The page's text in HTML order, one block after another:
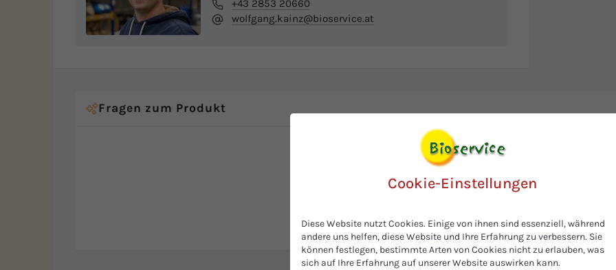
+43 2853 20660
wolfgang.kainz@bioservice.at
Fragen zum Produkt
Cookie-Einstellungen
Diese Website nutzt Cookies. Einige von ihnen sind essenziell, während
andere uns helfen, diese Website und Ihre Erfahrung zu verbessern. Sie
können festlegen, bestimmte Arten von Cookies nicht zu erlauben, was
sich auf Ihre Erfahrung auf unserer Website auswirken kann.